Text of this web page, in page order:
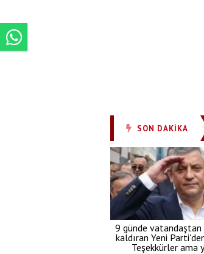
SON DAKİKA
Modern Türkiye Cumhurbaşkanımızın
9 günde
kaldıran Yeni
Teşekkürler ama